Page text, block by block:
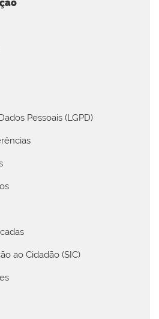
Pessoais (LGPD)
ao Cidadão (SIC)